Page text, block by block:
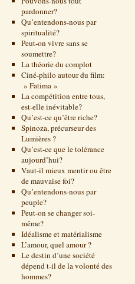
pardonner?
Qu’entendons-nous par
spiritualité?
Peut-on vivre sans se
soumettre?
La théorie du complot
Ciné-philo autour du film:
» Fatima »
La compétition entre tous,
est-elle inévitable?
Qu’est-ce qu’être riche?
Spinoza, précurseur des
Lumières ?
Qu’est-ce que le tolérance
aujourd’hui?
Vaut-il mieux mentir ou être
de mauvaise foi?
Qu’entendons-nous par
peuple?
Peut-on se changer soi-
même?
Idéalisme et matérialisme
L’amour, quel amour ?
Le destin d’une société
dépend t-il de la volonté des
hommes?